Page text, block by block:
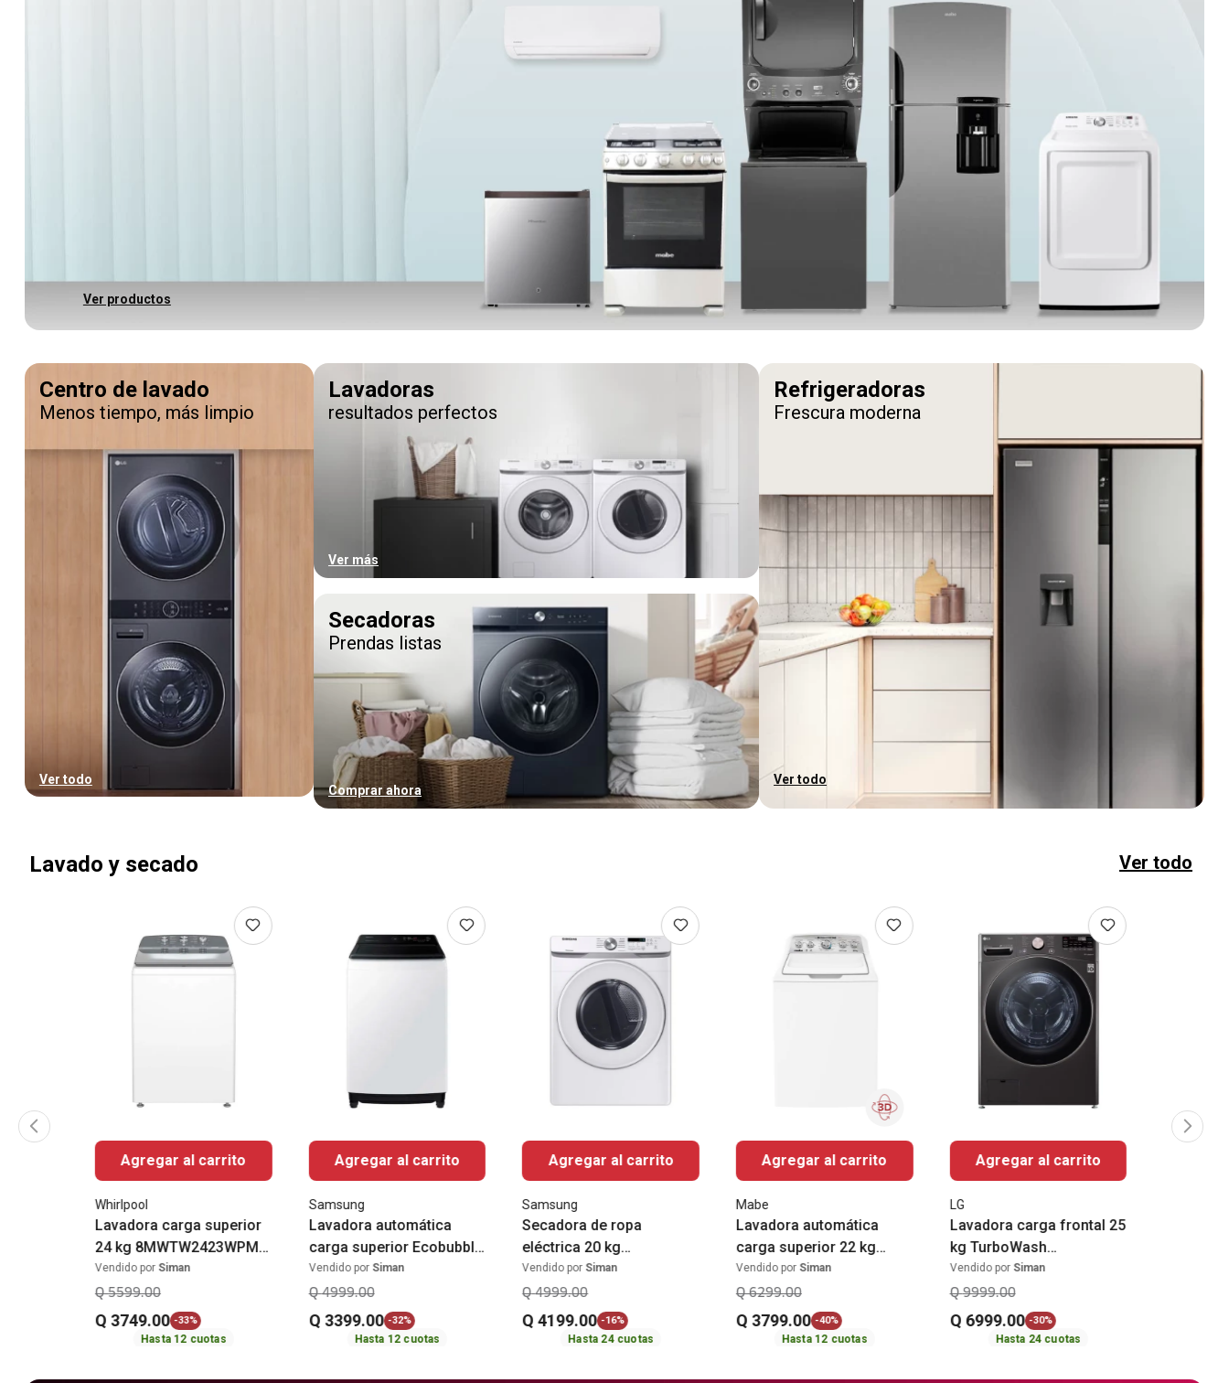
Ver productos
Centro de lavado
Menos tiempo, más limpio
Ver todo
Lavadoras
resultados perfectos
Ver más
Secadoras
Prendas listas
Comprar ahora
Refrigeradoras
Frescura moderna
Ver todo
Lavado y secado Ver todo
Agregar al carrito
Whirlpool
Lavadora carga superior
24 kg 8MWTW2423WPM
Whirlpool
Vendido por Siman
Q 5599.00
Q 3749.00 -33%
Hasta 12 cuotas
Agregar al carrito
Samsung
Lavadora automática
carga superior Ecobubble
19 kg WA19CG6442BWAP
Samsung
Vendido por Siman
Q 4999.00
Q 3399.00 -32%
Hasta 12 cuotas
Agregar al carrito
Samsung
Secadora de ropa
eléctrica 20 kg
DVE20T6000W/AP
Samsung
Vendido porSiman
Q 4999.00
Q 4199.00 -16%
Hasta24 cuotas
Agregar al carrito
Mabe
Lavadora automática
carga superior 22 kg
LMA72215CBAB0 Mabe
Vendido por Siman
Q 6299.00
Q 3799.00 -40%
Hasta 12 cuotas
Agregar al carrito
LG
Lavadora carga frontal 25
kg TurboWash
WM25BV2S6BR LG
Vendido por Siman
Q 9999.00
Q 6999.00 -30%
Hasta 24 cuotas